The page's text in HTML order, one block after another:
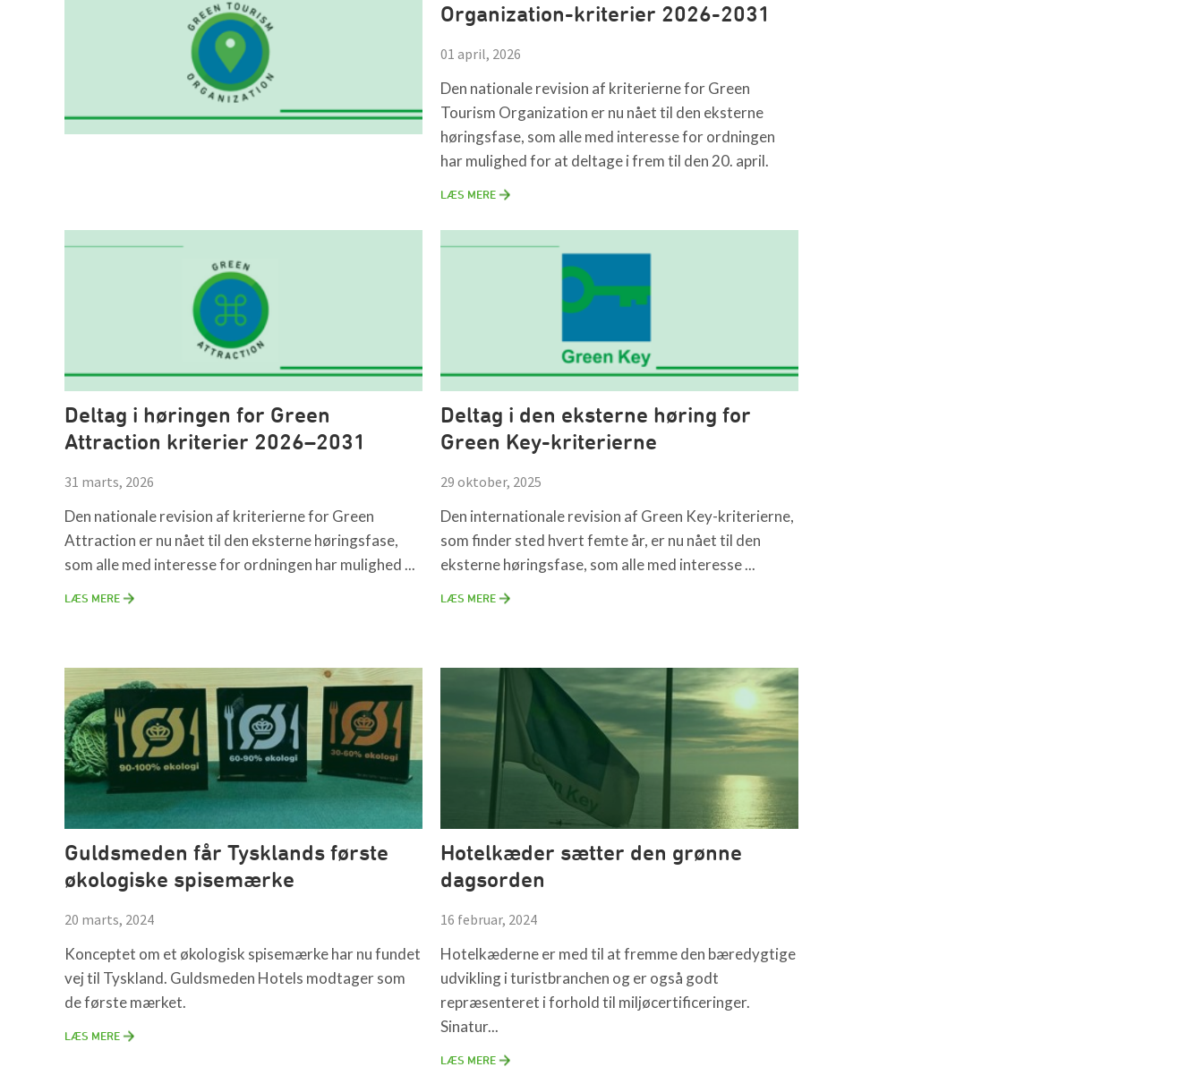
Organization-kriterier 2026-2031
01 april, 2026
Den nationale revision af kriterierne for Green
Tourism Organization er nu nået til den eksterne
høringsfase, som alle med interesse for ordningen
har mulighed for at deltage i frem til den 20. april.
LÆS MERE
Deltag i høringen for Green
Attraction kriterier 2026–2031
31 marts, 2026
Den nationale revision af kriterierne for Green
Attraction er nu nået til den eksterne høringsfase,
som alle med interesse for ordningen har mulighed ...
LÆS MERE
Deltag i den eksterne høring for
Green Key-kriterierne
29 oktober, 2025
Den internationale revision af Green Key-kriterierne,
som finder sted hvert femte år, er nu nået til den
eksterne høringsfase, som alle med interesse ...
LÆS MERE
Guldsmeden får Tysklands første
økologiske spisemærke
20 marts, 2024
Konceptet om et økologisk spisemærke har nu fundet
vej til Tyskland. Guldsmeden Hotels modtager som
de første mærket.
LÆS MERE
Hotelkæder sætter den grønne
dagsorden
16 februar, 2024
Hotelkæderne er med til at fremme den bæredygtige
udvikling i turistbranchen og er også godt
repræsenteret i forhold til miljøcertificeringer.
Sinatur...
LÆS MERE